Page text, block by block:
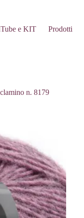
e KIT Prodotti
n. 8179